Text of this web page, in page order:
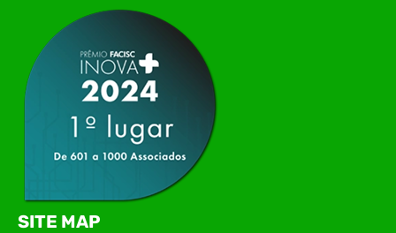
apresentação de novas iniciativas para o setor. O
encontro aconteceu em Rio…
SITE MAP